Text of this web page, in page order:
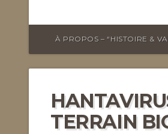
À PROPOS – “HISTOIRE &
TERRAIN